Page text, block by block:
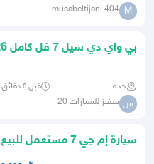
M
musabeltijani 404
جده قبل ٥ دقائق
س سفنز للسيارات 20
سيارة إم جي 7 مستعمل للبيع